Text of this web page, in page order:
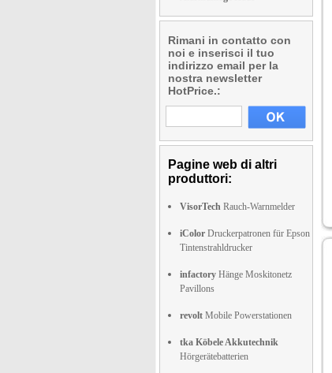
Rimani in contatto con
noi e inserisci il tuo
indirizzo email per la
nostra newsletter
HotPrice.:
Pagine web di altri
produttori:
VisorTech Rauch-Warnmelder
iColor Druckerpatronen für Epson
Tintenstrahldrucker
infactory Hänge Moskitonetz
Pavillons
revolt Mobile Powerstationen
tka Köbele Akkutechnik
Hörgerätebatterien